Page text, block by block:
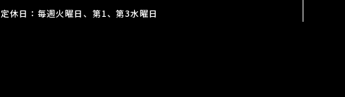
定休日：毎週火曜日、第1、第3水曜日